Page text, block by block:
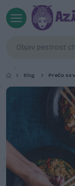
Blog Prečo sa